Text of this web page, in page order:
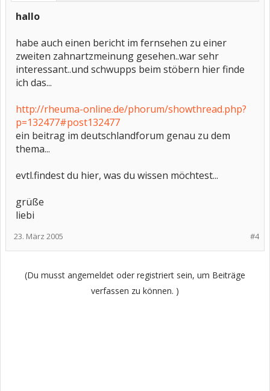
hallo
habe auch einen bericht im fernsehen zu einer
zweiten zahnartzmeinung gesehen..war sehr
interessant..und schwupps beim stöbern hier finde
ich das...
http://rheuma-online.de/phorum/showthread.php?
p=132477#post132477
ein beitrag im deutschlandforum genau zu dem
thema...
evtl.findest du hier, was du wissen möchtest...
grüße
liebi
#4
23. März 2005
(Du musst angemeldet oder registriert sein, um Beiträge
verfassen zu können. )